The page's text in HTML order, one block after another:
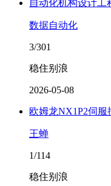
自动化机构设计工
数据自动化
3/301
稳住别浪
2026-05-08
欧姆龙NX1P2伺服
王蝉
1/114
稳住别浪